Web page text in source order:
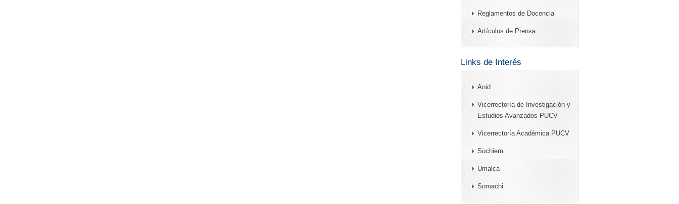
Reglamentos de Docencia
Artículos de Prensa
Links de Interés
Anid
Vicerrectoría de Investigación y
Estudios Avanzados PUCV
Vicerrectoría Académica PUCV
Sochiem
Umalca
Somachi